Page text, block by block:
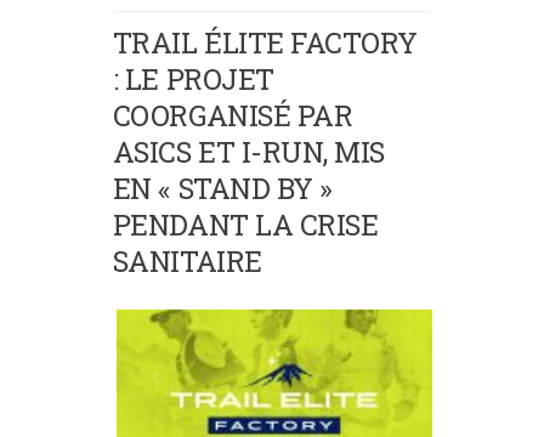
TRAIL ÉLITE FACTORY
: LE PROJET
COORGANISÉ PAR
ASICS ET I-RUN, MIS
EN « STAND BY »
PENDANT LA CRISE
SANITAIRE